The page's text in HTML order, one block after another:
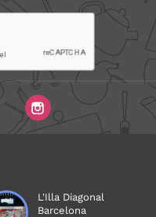
L'Illa Diagonal
Barcelona